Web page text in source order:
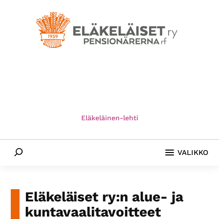
pääsisältöön
ensisijaiseen
sivupalkkiin
alatunnisteeseen
Pensionärerna
etujärjestö
ikäystävällistä
yhteiskuntaa.
Eläkeläinen-lehti
VALIKKO
Eläkeläiset ry:n alue- ja
kuntavaalitavoitteet